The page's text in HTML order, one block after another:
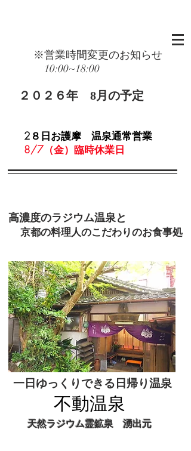
※営業時間変更のお知らせ
10:00~18:00
２０２６年 8月 の予定
2８日お護摩 温泉通常営業
8/7（金）臨時休業日
高濃度のラジウム温泉と
京都の料理人のこだわりのお食事処
​一日ゆっくりできる日帰り温泉
不動温泉
天然ラジウム霊鉱泉 湧出元